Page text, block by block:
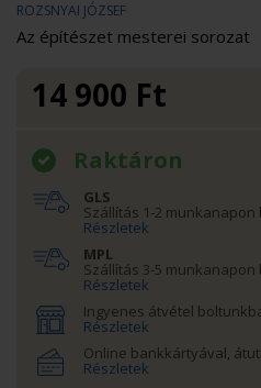
ROZSNYAI JÓZSEF
Az építészet mesterei sorozat
14 900 Ft
Raktáron
GLS
Szállítás 1-2 munkanapon
Részletek
MPL
Szállítás 3-5 munkanapon
Részletek
Ingyenes átvétel
Részletek
Online bankkártyával,
Részletek